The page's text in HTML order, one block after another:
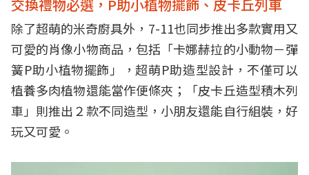
交換禮物必選，P助小植物擺飾、皮卡丘列車
除了超萌的米奇廚具外，7-11也同步推出多款實用又
可愛的肖像小物商品，包括「卡娜赫拉的小動物－彈
簧P助小植物擺飾」，超萌P助造型設計，不僅可以
植養多肉植物還能當作便條夾；「皮卡丘造型積木列
車」則推出２款不同造型，小朋友還能自行組裝，好
玩又可愛。